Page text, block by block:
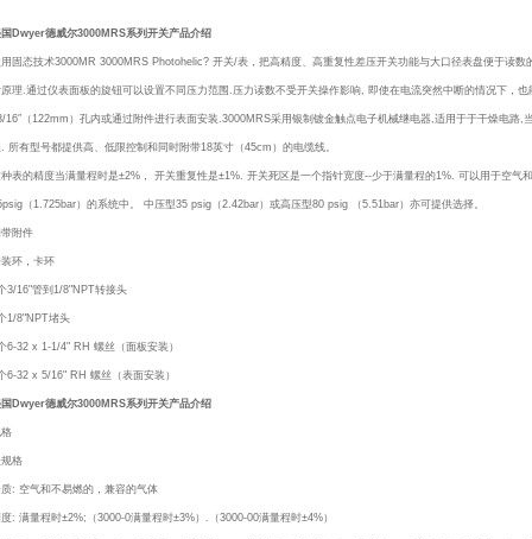
Dwyer德威尔3000MRS系列开关产品介绍
固态技术3000MR 3000MRS Photohelic? 开关/表，把高精度、高重复性差压开关功能与大口径表盘便于读
理.通过仪表面板的旋钮可以设置不同压力范围.压力读数不受开关操作影响, 即使在电流突然中断的情况下，
16″（122mm）孔内或通过附件进行表面安装.3000MRS采用银制镀金触点电子机械继电器,适用于于干燥电
所有型号都提供高、低限控制和同时附带18英寸（45cm）的电缆线。
表的精度当满量程时是±2%， 开关重复性是±1%. 开关死区是一个指针宽度--少于满量程的1%. 可以用于空气
（1.725bar）的系统中。 中压型35 psig（2.42bar）或高压型80 psig （5.51bar）亦可提供选择。
附件
环，卡环
3/16"管到1/8"NPT转接头
1/8"NPT堵头
6-32 x 1-1/4" RH 螺丝（面板安装）
6-32 x 5/16" RH 螺丝（表面安装）
Dwyer德威尔3000MRS系列开关产品介绍
格
: 空气和不易燃的，兼容的气体
: 满量程时±2%;（3000-0满量程时±3%）.（3000-00满量程时±4%）